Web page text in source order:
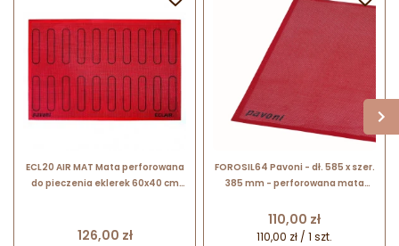
ECL20 AIR MAT Mata perforowana
do pieczenia eklerek 60x40 cm
Cena
126,00 zł
FOROSIL64 Pavoni - dł. 585 x szer.
385 mm - perforowana mata
Cena
110,00 zł
110,00 zł / 1 szt.